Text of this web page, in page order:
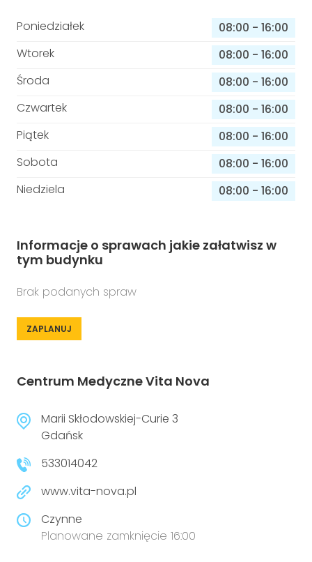
Poniedziałek 08:00 - 16:00
Wtorek
08:00 - 16:00
Środa
08:00 - 16:00
Czwartek
08:00 - 16:00
Piątek
08:00 - 16:00
Sobota
08:00 - 16:00
Niedziela
08:00 - 16:00
Informacje o sprawach jakie załatwisz w
tym budynku
Brak podanych spraw
ZAPLANUJ
Centrum Medyczne Vita Nova
Marii Skłodowskiej-Curie 3
Gdańsk
533014042
www.vita-nova.pl
Czynne
Planowane zamknięcie 16:00